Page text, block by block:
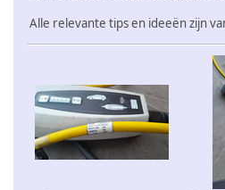
Alle relevante tips en ideeën zijn